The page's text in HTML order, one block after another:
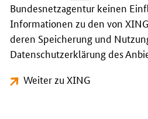
Bundesnetzagentur keinen
Informationen zu den von
deren Speicherung und
Datenschutzerklärung des
Weiter zu XING